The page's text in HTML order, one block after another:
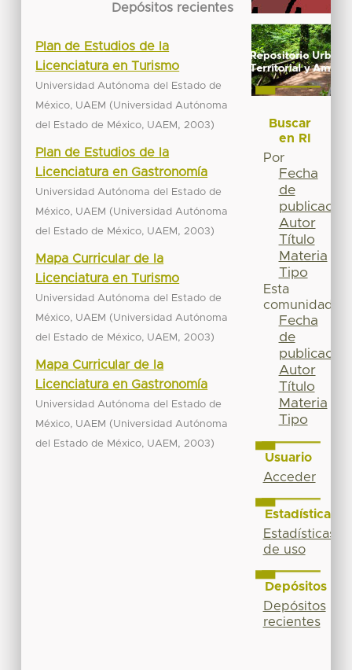
Depósitos recientes
Plan de Estudios de la
Licenciatura en Turismo
Universidad Autónoma del Estado de
México, UAEM (Universidad Autónoma
del Estado de México, UAEM , 2003)
Plan de Estudios de la
Licenciatura en Gastronomía
Universidad Autónoma del Estado de
México, UAEM (Universidad Autónoma
del Estado de México, UAEM , 2003)
Mapa Curricular de la
Licenciatura en Turismo
Universidad Autónoma del Estado de
México, UAEM (Universidad Autónoma
del Estado de México, UAEM , 2003)
Mapa Curricular de la
Licenciatura en Gastronomía
Universidad Autónoma del Estado de
México, UAEM (Universidad Autónoma
del Estado de México, UAEM , 2003)
Buscar
en RI
Por
Fecha
de
publicación
Autor
Título
Materia
Tipo
Esta
comunidad
Fecha
de
publicación
Autor
Título
Materia
Tipo
Usuario
Acceder
Estadísticas
Estadísticas
de uso
Depósitos
Depósitos
recientes